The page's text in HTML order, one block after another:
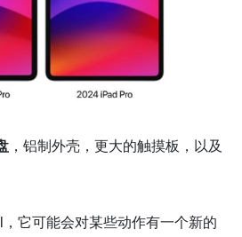
，铝制外壳，更大的触摸板，以及
它可能会对某些动作有一个新的